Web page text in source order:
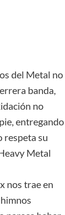
del Metal no
banda,
no
entregando
respeta su
Metal
nos trae en